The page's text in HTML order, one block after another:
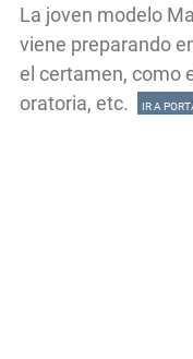
La joven modelo
viene preparando
el certamen, como
oratoria, etc.
IR A